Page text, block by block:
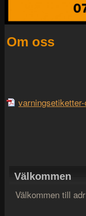
Om oss
Välkommen
Välkommen till